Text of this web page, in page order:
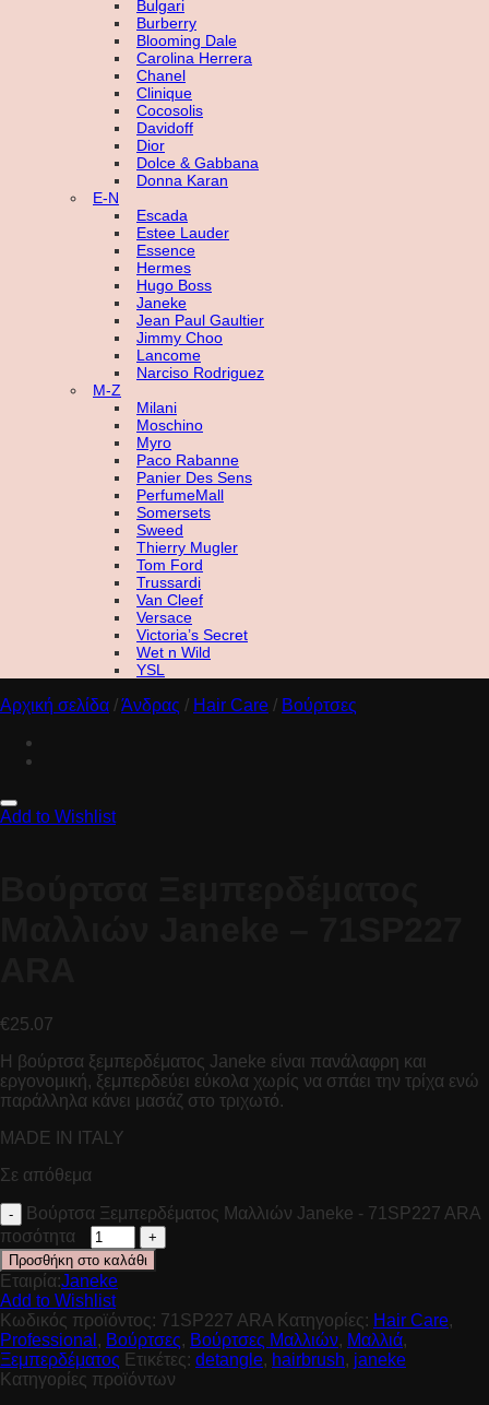
Bulgari
Burberry
Blooming Dale
Carolina Herrera
Chanel
Clinique
Cocosolis
Davidoff
Dior
Dolce & Gabbana
Donna Karan
E-N
Escada
Estee Lauder
Essence
Hermes
Hugo Boss
Janeke
Jean Paul Gaultier
Jimmy Choo
Lancome
Narciso Rodriguez
M-Z
Milani
Moschino
Myro
Paco Rabanne
Panier Des Sens
PerfumeMall
Somersets
Sweed
Thierry Mugler
Tom Ford
Trussardi
Van Cleef
Versace
Victoria’s Secret
Wet n Wild
YSL
Αρχική σελίδα /Άνδρας / Hair Care / Βούρτσες
Add to Wishlist
€25.07
Η βούρτσα ξεμπερδέματος Janeke είναι πανάλαφρη και
εργονομική, ξεμπερδεύει εύκολα χωρίς να σπάει την τρίχα ενώ
παράλληλα κάνει μασάζ στο τριχωτό.
ΜADE IN ITALY
Σε απόθεμα
Βούρτσα Ξεμπερδέματος Μαλλιών Janeke - 71SP227 ARA
ποσότητα
Προσθήκη στο καλάθι
Εταιρία:Janeke
Add to Wishlist
Κωδικός προϊόντος: 71SP227 ARA Κατηγορίες: Hair Care,
Professional , Βούρτσες, Βούρτσες Μαλλιών, Μαλλιά,
Ξεμπερδέματος Ετικέτες: detangle, hairbrush, janeke
Κατηγορίες προϊόντων